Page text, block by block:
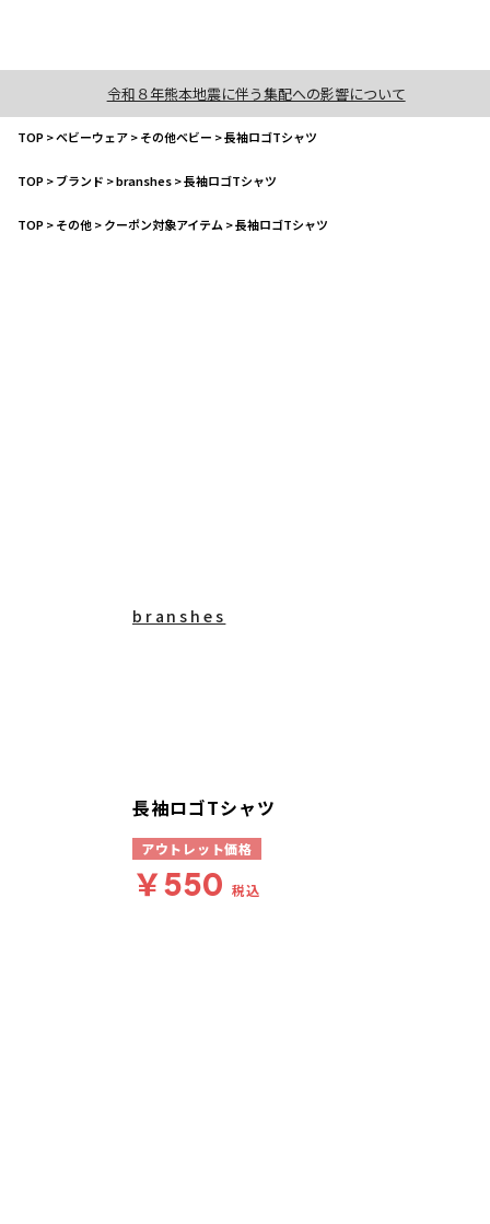
令和８年熊本地震に伴う集配への影響について
TOP>ベビーウェア>その他ベビー >長袖ロゴTシャツ
TOP>ブランド >branshes>長袖ロゴTシャツ
TOP>その他>クーポン対象アイテム >長袖ロゴTシャツ
branshes
長袖ロゴTシャツ
アウトレット価格
￥550 税込